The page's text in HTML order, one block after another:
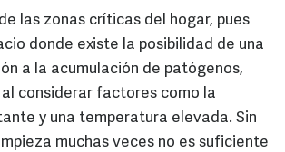
las zonas críticas del hogar, pues
donde existe la posibilidad de una
a la acumulación de patógenos,
considerar factores como la
y una temperatura elevada. Sin
muchas veces no es suficiente